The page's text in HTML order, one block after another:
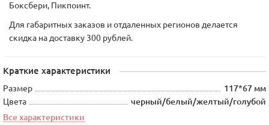
Боксбери, Пикпоинт.
Для габаритных заказов и отдаленных регионов делается
скидка на доставку 300 рублей.
Краткие характеристики
Размер
117*67 мм
Цвета
черный/белый/желтый/голубой
Все характеристики